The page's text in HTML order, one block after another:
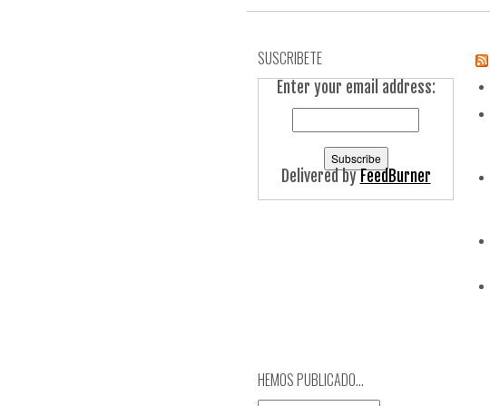
SUSCRIBETE
Enter your email address:
Delivered byFeedBurner
HEMOS PUBLICADO…